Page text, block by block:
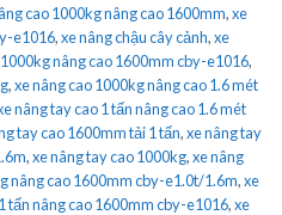
cao 1000kg nâng cao 1600mm,xe
e1016,xe nâng chậu cây cảnh,xe
nâng cao 1600mm cby-e1016,
,xe nâng cao 1000kg nâng cao 1.6 mét
nâng tay cao 1 tấn nâng cao 1.6 mét
tay cao 1600mm tải 1 tấn,xe nâng tay
,xe nâng tay cao 1000kg,xe nâng
nâng cao 1600mm cby-e1.0t/1.6m,xe
tấn nâng cao 1600mm cby-e1016,xe